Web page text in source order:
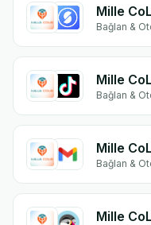
Mille
Bağlan &
Mille
Bağlan &
Mille
Bağlan &
Mille